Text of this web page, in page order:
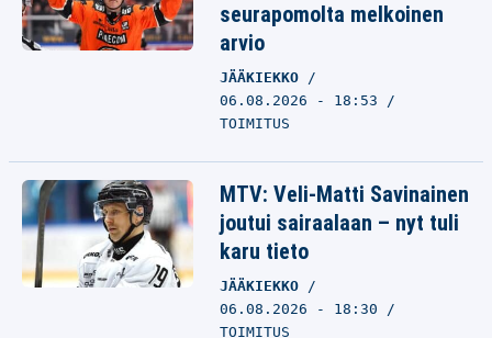
seurapomolta melkoinen
arvio
JÄÄKIEKKO
06.08.2026 - 18:53
TOIMITUS
MTV: Veli-Matti Savinainen
joutui sairaalaan – nyt tuli
karu tieto
JÄÄKIEKKO
06.08.2026 - 18:30
TOIMITUS